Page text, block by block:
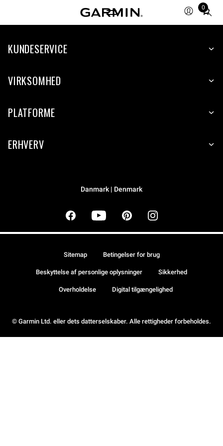
0
Total
KUNDESERVICE
VIRKSOMHED
PLATFORME
ERHVERV
Danmark | Denmark
© Garmin Ltd. eller dets datterselskaber. Alle rettigheder forbeholdes.
Sitemap Betingelser for brug
Beskyttelse af personlige oplysninger Sikkerhed
Overholdelse Digital tilgængelighed